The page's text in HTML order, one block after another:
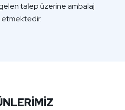
talep üzerine ambalaj